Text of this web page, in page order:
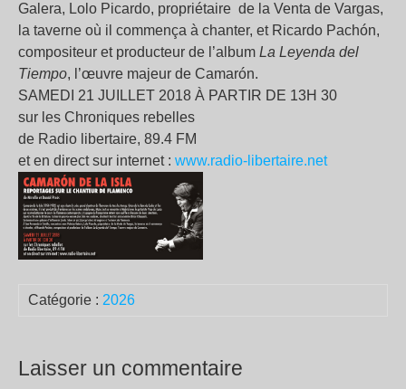
Galera, Lolo Picardo, propriétaire de la Venta de Vargas,
la taverne où il commença à chanter, et Ricardo Pachón,
compositeur et producteur de l’album La Leyenda del
Tiempo, l’œuvre majeur de Camarón.
SAMEDI 21 JUILLET 2018 À PARTIR DE 13H 30
sur les Chroniques rebelles
de Radio libertaire, 89.4 FM
et en direct sur internet : www.radio-libertaire.net
Catégorie : 2026
Laisser un commentaire